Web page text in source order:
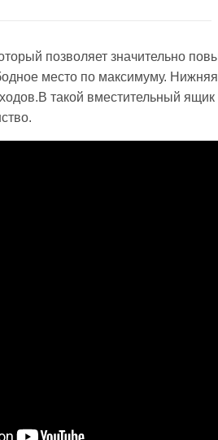
позволяет значительно
место по максимуму.
такой вместительный